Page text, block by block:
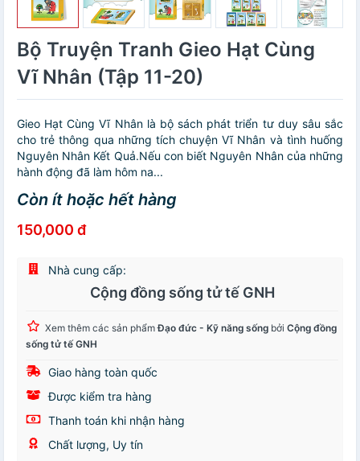
Bộ Truyện Tranh Gieo Hạt Cùng
Vĩ Nhân (Tập 11-20)
Gieo Hạt Cùng Vĩ Nhân là bộ sách phát triển tư duy sâu sắc
cho trẻ thông qua những tích chuyện Vĩ Nhân và tình huống
Nguyên Nhân Kết Quả.Nếu con biết Nguyên Nhân của những
hành động đã làm hôm na...
Còn ít hoặc hết hàng
150,000 đ
Nhà cung cấp:
Cộng đồng sống tử tế GNH
Xem thêm các sản phẩmĐạo đức - Kỹ năng sống bởi Cộng đồng
sống tử tế GNH
Giao hàng toàn quốc
Được kiểm tra hàng
Thanh toán khi nhận hàng
Chất lượng, Uy tín